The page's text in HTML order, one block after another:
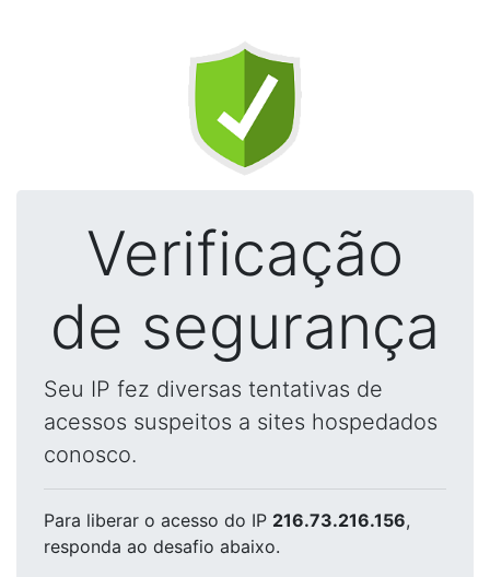
Verificação
de segurança
Seu IP fez diversas tentativas de
acessos suspeitos a sites hospedados
conosco.
Para liberar o acesso do IP 216.73.216.156,
responda ao desafio abaixo.